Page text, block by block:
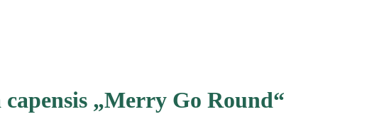
capensis „Merry Go Round“